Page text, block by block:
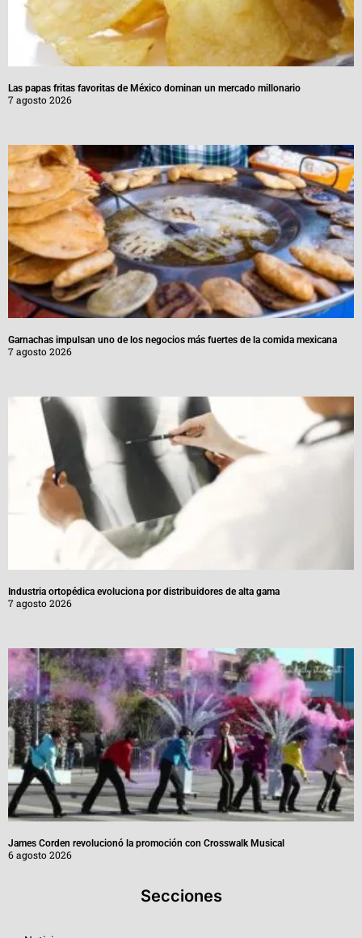
Las papas fritas favoritas de México dominan un mercado millonario
7 agosto 2026
Garnachas impulsan uno de los negocios más fuertes de la comida mexicana
7 agosto 2026
Industria ortopédica evoluciona por distribuidores de alta gama
7 agosto 2026
James Corden revolucionó la promoción con Crosswalk Musical
6 agosto 2026
Secciones